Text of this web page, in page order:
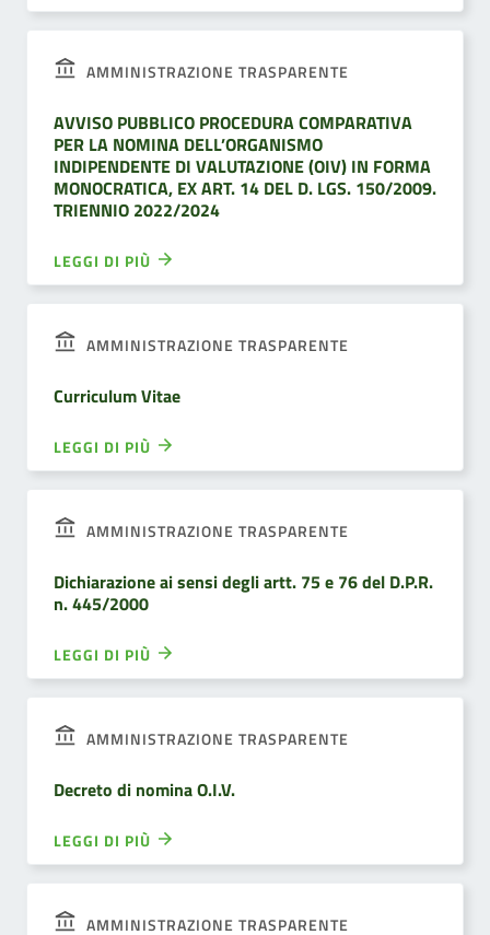
AMMINISTRAZIONE TRASPARENTE
AVVISO PUBBLICO PROCEDURA COMPARATIVA
PER LA NOMINA DELL’ORGANISMO
INDIPENDENTE DI VALUTAZIONE (OIV) IN FORMA
MONOCRATICA, EX ART. 14 DEL D. LGS. 150/2009.
TRIENNIO 2022/2024
LEGGI DI PIÙ
AMMINISTRAZIONE TRASPARENTE
Curriculum Vitae
LEGGI DI PIÙ
AMMINISTRAZIONE TRASPARENTE
Dichiarazione ai sensi degli artt. 75 e 76 del D.P.R.
n. 445/2000
LEGGI DI PIÙ
AMMINISTRAZIONE TRASPARENTE
Decreto di nomina O.I.V.
LEGGI DI PIÙ
AMMINISTRAZIONE TRASPARENTE